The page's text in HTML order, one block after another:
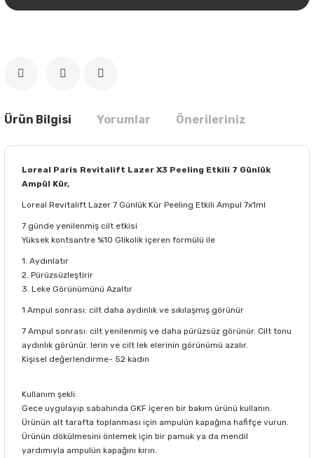
Ürün Bilgisi Yorumlar Önerileriniz
Loreal Paris Revitalift Lazer X3 Peeling Etkili 7 Günlük
Ampül Kür,
Loreal Revitalift Lazer 7 Günlük Kür Peeling Etkili Ampul 7x1ml
7 günde yenilenmiş cilt etkisi
Yüksek kontsantre %10 Glikolik içeren formülü ile
1. Aydınlatır
2. Pürüzsüzleştirir
3. Leke Görünümünü Azaltır
1 Ampul sonrası: cilt daha aydınlık ve sıkılaşmış görünür
7 Ampul sonrası: cilt yenilenmiş ve daha pürüzsüz görünür. Cilt tonu
aydınlık görünür. lerin ve cilt lek elerinin görünümü azalır.
Kişisel değerlendirme- 52 kadın
Kullanım şekli:
Gece uygulayıp sabahında GKF içeren bir bakım ürünü kullanın.
Ürünün alt tarafta toplanması için ampulün kapağına hafifçe vurun.
Ürünün dökülmesini önlemek için bir pamuk ya da mendil
yardımıyla ampulün kapağını kırın.